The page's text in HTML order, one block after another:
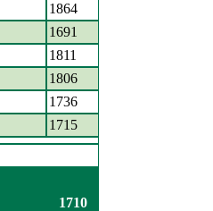
1864
1691
1811
1806
1736
1715
1710